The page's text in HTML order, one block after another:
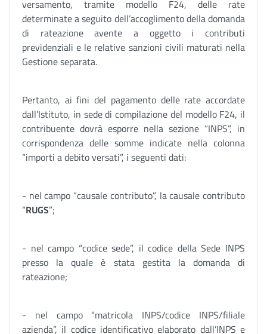
versamento, tramite modello F24, delle rate
determinate a seguito dell’accoglimento della domanda
di rateazione avente a oggetto i contributi
previdenziali e le relative sanzioni civili maturati nella
Gestione separata.
Pertanto, ai fini del pagamento delle rate accordate
dall’Istituto, in sede di compilazione del modello F24, il
contribuente dovrà esporre nella sezione “INPS”, in
corrispondenza delle somme indicate nella colonna
“importi a debito versati”, i seguenti dati:
- nel campo “causale contributo”, la causale contributo
“RUGS”;
- nel campo “codice sede”, il codice della Sede INPS
presso la quale è stata gestita la domanda di
rateazione;
- nel campo “matricola INPS/codice INPS/filiale
azienda”, il codice identificativo elaborato dall’INPS e